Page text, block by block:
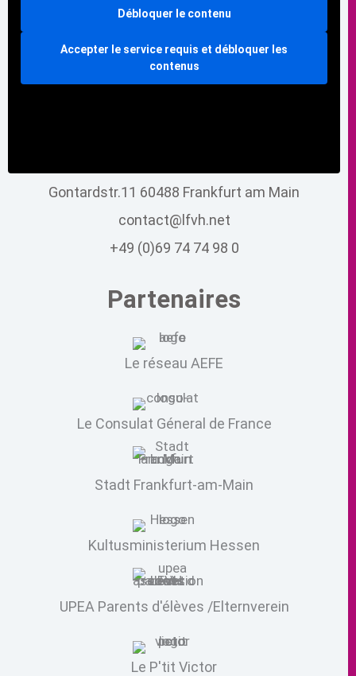
Débloquer le contenu
Accepter le service requis et débloquer les
contenus
Gontardstr.11 60488 Frankfurt am Main
contact@lfvh.net
+49 (0)69 74 74 98 0
Partenaires
Le réseau AEFE
Le Consulat Géneral de France
Stadt Frankfurt-am-Main
Kultusministerium Hessen
UPEA Parents d'élèves /Elternverein
Le P'tit Victor